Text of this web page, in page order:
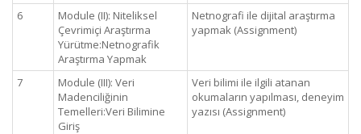
6
Module (II): Niteliksel
Çevrimiçi Araştırma
Yürütme:Netnografik
Araştırma Yapmak
Netnografi ile dijital araştırma
yapmak (Assignment)
7
Module (III): Veri
Madenciliğinin
Temelleri:Veri Bilimine
Giriş
Veri bilimi ile ilgili atanan
okumaların yapılması, deneyim
yazısı (Assignment)